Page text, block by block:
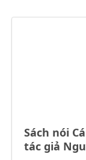
Sách nói
tác giả